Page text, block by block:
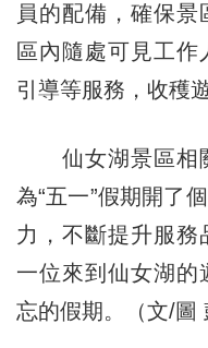
員的配備，確保
區內隨處可見工作
引導等服務，收穫
仙女湖景區相
為“五一”假期開了
力，不斷提升服務
一位來到仙女湖的
忘的假期。（文/圖